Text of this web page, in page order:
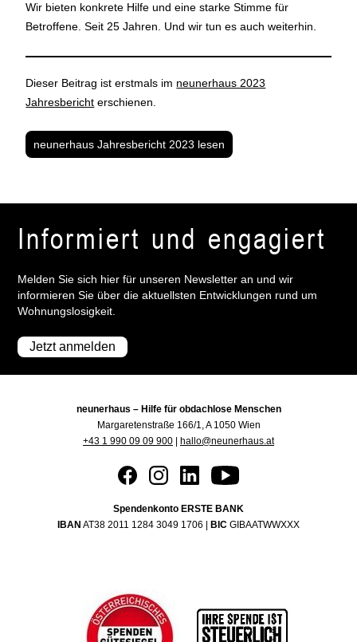
Wir bieten konkrete Hilfe und eine starke Stimme für
Betroffene. Seit 25 Jahren. Und wir tun es auch weiterhin.
Dieser Beitrag ist erstmals im neunerhaus 2023
Jahresbericht erschienen.
neunerhaus Jahresbericht 2023 lesen
Informiert und engagiert
Melden Sie sich hier für unseren Newsletter an und wir
informieren Sie über die aktuellsten Entwicklungen rund um
Wohnungslosigkeit.
Jetzt anmelden
neunerhaus – Hilfe für obdachlose Menschen
Margaretenstraße 166/1, A 1050 Wien
+43 1 990 09 09 900 | hallo@neunerhaus.at
Spendenkonto ERSTE BANK
IBAN AT38 2011 1284 3049 1706 | BIC GIBAATWWXXX